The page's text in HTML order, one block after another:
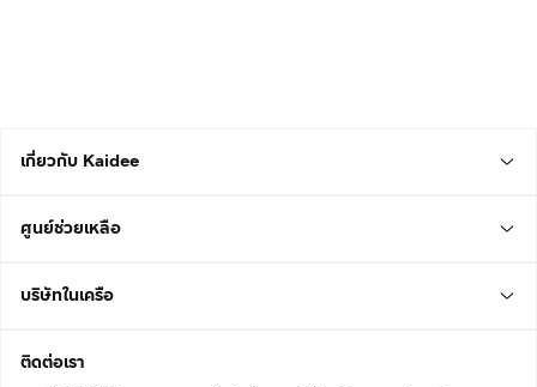
เกี่ยวกับ Kaidee
ศูนย์ช่วยเหลือ
บริษัทในเครือ
ติดต่อเรา